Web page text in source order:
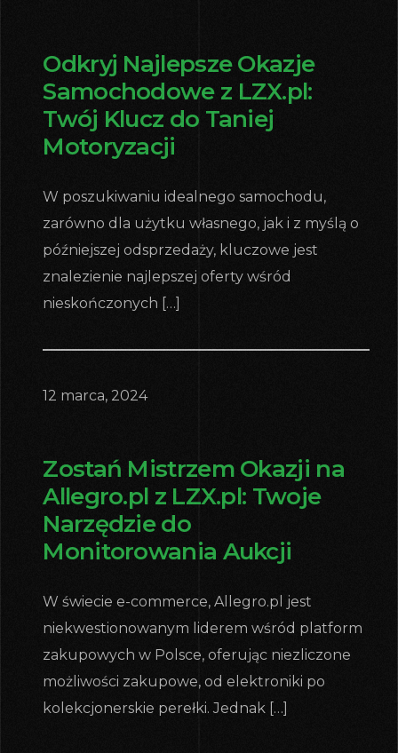
Odkryj Najlepsze Okazje
Samochodowe z LZX.pl:
Twój Klucz do Taniej
Motoryzacji
W poszukiwaniu idealnego samochodu,
zarówno dla użytku własnego, jak i z myślą o
późniejszej odsprzedaży, kluczowe jest
znalezienie najlepszej oferty wśród
nieskończonych […]
12 marca, 2024
Zostań Mistrzem Okazji na
Allegro.pl z LZX.pl: Twoje
Narzędzie do
Monitorowania Aukcji
W świecie e-commerce, Allegro.pl jest
niekwestionowanym liderem wśród platform
zakupowych w Polsce, oferując niezliczone
możliwości zakupowe, od elektroniki po
kolekcjonerskie perełki. Jednak […]